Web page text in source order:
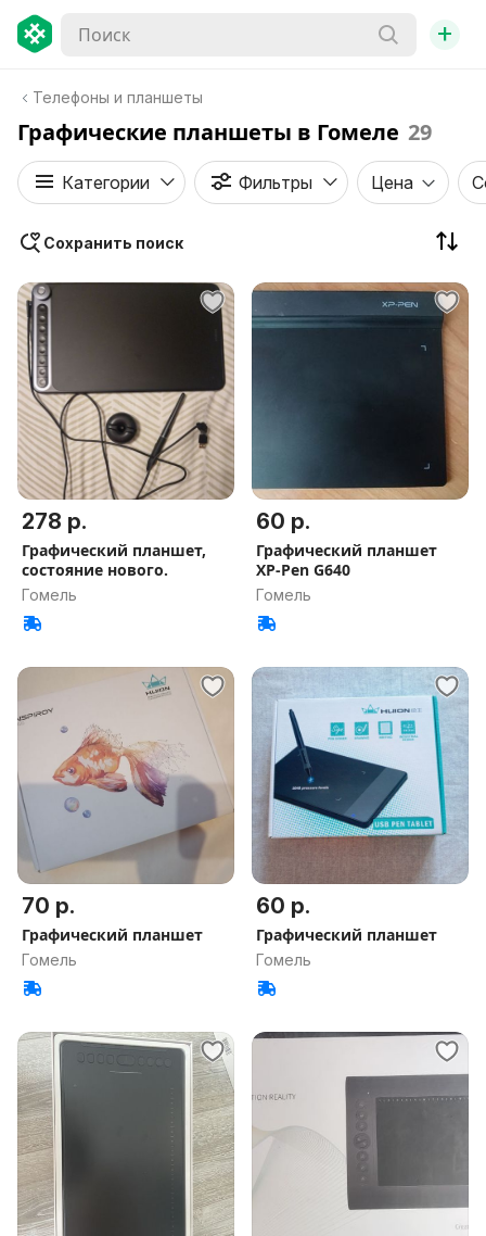
+
Телефоны и планшеты
Графические планшеты в Гомеле 29
Категории Фильтры Цена
Сохранить поиск
278 р.
Графический планшет,
состояние нового.
Гомель
60 р.
Графический планшет
XP-Pen G640
Гомель
70 р.
Графический планшет
Гомель
60 р.
Графический планшет
Гомель